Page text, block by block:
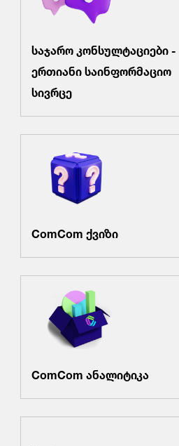
საჯარო კონსულტაციები -
ერთიანი საინფორმაციო
სივრცე
ComCom ქვიზი
ComCom ანალიტიკა